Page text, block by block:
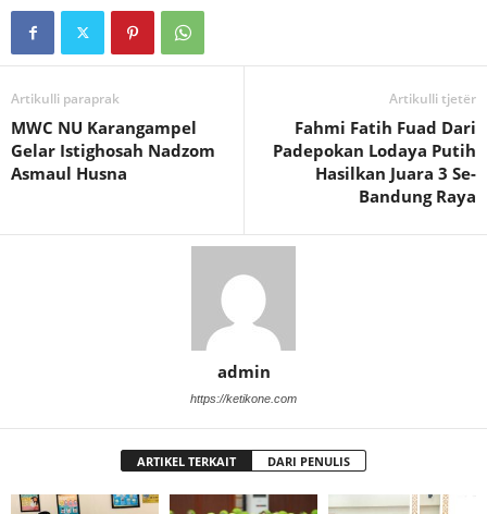
Artikulli paraprak
MWC NU Karangampel
Gelar Istighosah Nadzom
Asmaul Husna
Artikulli tjetër
Fahmi Fatih Fuad Dari
Padepokan Lodaya Putih
Hasilkan Juara 3 Se-
Bandung Raya
admin
https://ketikone.com
ARTIKEL TERKAIT DARI PENULIS